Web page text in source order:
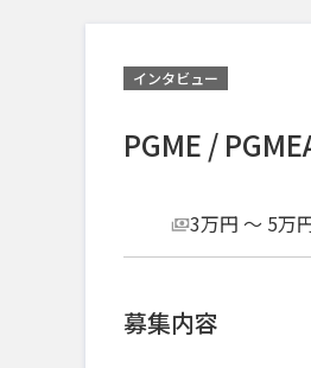
インタビュー
PGME /
3万円 〜 5万
募集内容